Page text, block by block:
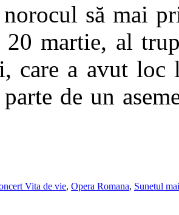
să mai
20 martie, al
care a avut loc
de un
Vita de vie, Opera Romana, Sunetul